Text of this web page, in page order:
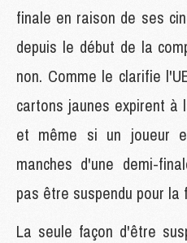
finale en raison de ses
depuis le début de la
non. Comme le clarifie
cartons jaunes expirent
et même si un joueur
manches d'une demi-
pas être suspendu pour la
La seule façon d'être